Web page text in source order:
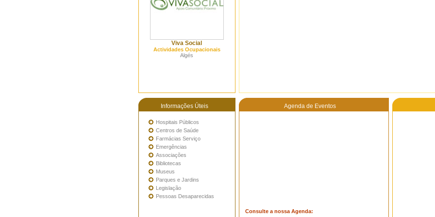
Viva Social
Actividades Ocupacionais
Algés
Informações Úteis Agenda de Eventos
Hospitais Públicos
Centros de Saúde
Farmácias Serviço
Emergências
Associações
Bibliotecas
Museus
Parques e Jardins
Legislação
Pessoas Desaparecidas
Consulte a nossa Agenda: